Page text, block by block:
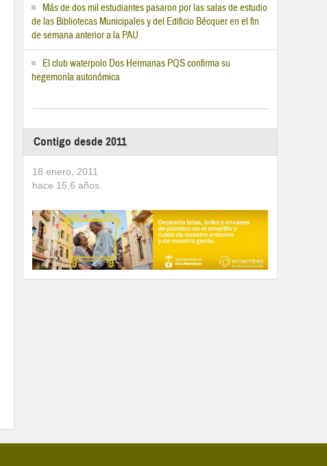
Más de dos mil estudiantes pasaron por las salas de estudio
de las Bibliotecas Municipales y del Edificio Bécquer en el fin
de semana anterior a la PAU
El club waterpolo Dos Hermanas PQS confirma su
hegemonía autonómica
Contigo desde 2011
18 enero, 2011
hace 15,6 años.